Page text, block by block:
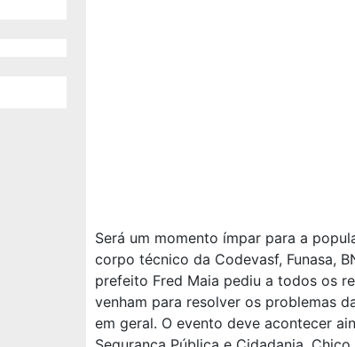
Será um momento ímpar para a
corpo técnico da Codevasf, Funasa,
prefeito Fred Maia pediu a todos os
venham para resolver os problemas
em geral. O evento deve acontecer